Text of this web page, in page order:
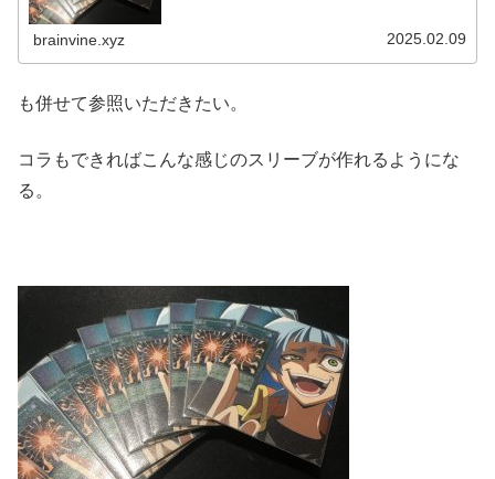
brainvine.xyz 2025.02.09
も併せて参照いただきたい。
コラもできればこんな感じのスリーブが作れるようにな
る。